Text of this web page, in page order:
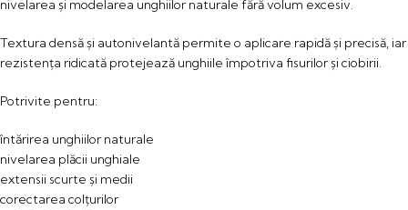
nivelarea și modelarea unghiilor naturale fără volum excesiv.
Textura densă și autonivelantă permite o aplicare rapidă și precisă, iar
rezistența ridicată protejează unghiile împotriva fisurilor și ciobirii.
Potrivite pentru:
întărirea unghiilor naturale
nivelarea plăcii unghiale
extensii scurte și medii
corectarea colțurilor